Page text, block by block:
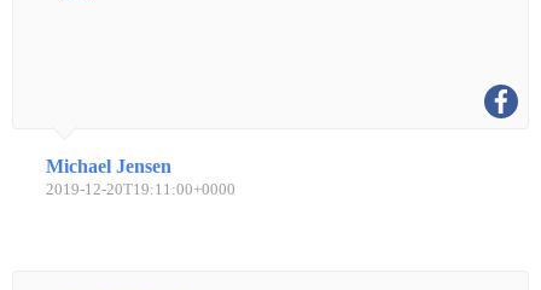
Michael Jensen
2019-12-20T19:11:00+0000